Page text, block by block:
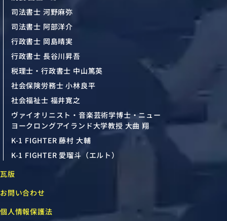
司法書士 河野麻弥
司法書士 阿部洋介
行政書士 岡島晴実
行政書士 長谷川昇吾
税理士・行政書士 中山篤英
社会保険労務士 小林良平
社会福祉士 福井寛之
ヴァイオリニスト・音楽芸術学博士・ニュー
ヨークロングアイランド大学教授 大曲 翔
K-1 FIGHTER 藤村 大輔
K-1 FIGHTER 愛瑠斗（エルト）
瓦版
お問い合わせ
個人情報保護法